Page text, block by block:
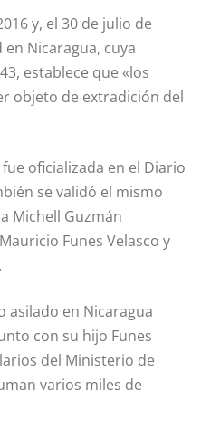
y, el 30 de julio de
Nicaragua, cuya
establece que «los
objeto de extradición del
oficializada en el Diario
se validó el mismo
Michell Guzmán
Funes Velasco y
asilado en Nicaragua
con su hijo Funes
del Ministerio de
varios miles de